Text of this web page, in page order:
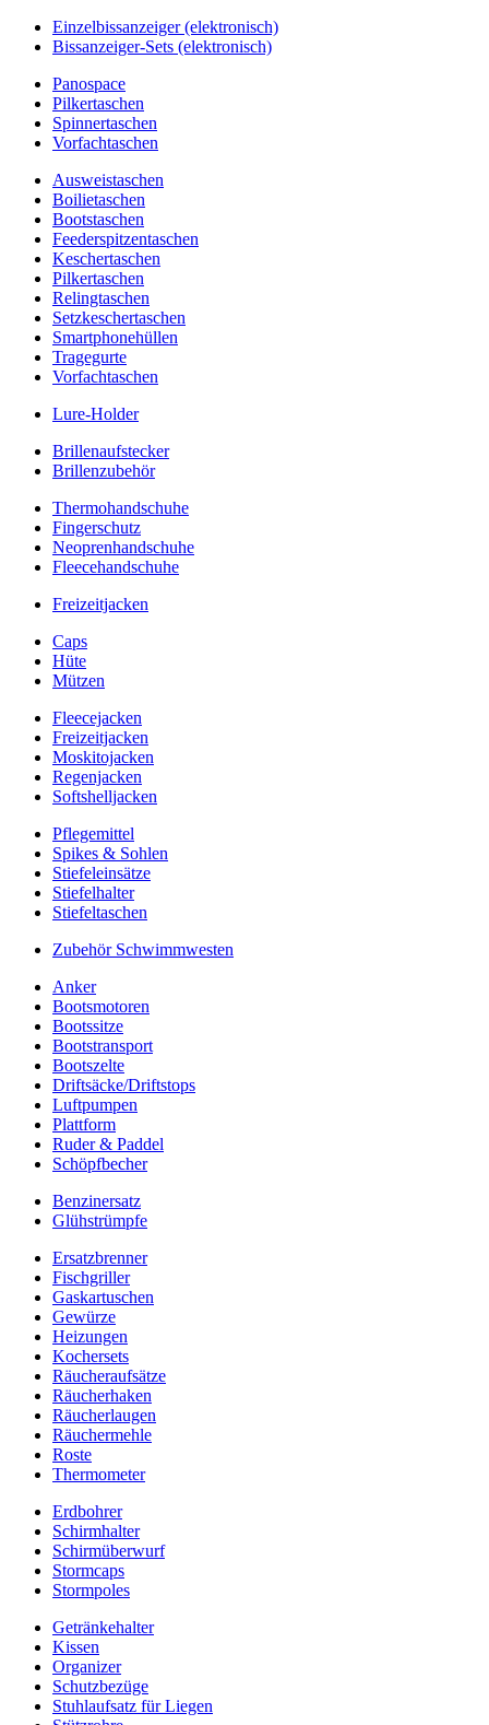
Einzelbissanzeiger (elektronisch)
Bissanzeiger-Sets (elektronisch)
Panospace
Pilkertaschen
Spinnertaschen
Vorfachtaschen
Ausweistaschen
Boilietaschen
Bootstaschen
Feederspitzentaschen
Keschertaschen
Pilkertaschen
Relingtaschen
Setzkeschertaschen
Smartphonehüllen
Tragegurte
Vorfachtaschen
Lure-Holder
Brillenaufstecker
Brillenzubehör
Thermohandschuhe
Fingerschutz
Neoprenhandschuhe
Fleecehandschuhe
Freizeitjacken
Caps
Hüte
Mützen
Fleecejacken
Freizeitjacken
Moskitojacken
Regenjacken
Softshelljacken
Pflegemittel
Spikes & Sohlen
Stiefeleinsätze
Stiefelhalter
Stiefeltaschen
Zubehör Schwimmwesten
Anker
Bootsmotoren
Bootssitze
Bootstransport
Bootszelte
Driftsäcke/Driftstops
Luftpumpen
Plattform
Ruder & Paddel
Schöpfbecher
Benzinersatz
Glühstrümpfe
Ersatzbrenner
Fischgriller
Gaskartuschen
Gewürze
Heizungen
Kochersets
Räucheraufsätze
Räucherhaken
Räucherlaugen
Räuchermehle
Roste
Thermometer
Erdbohrer
Schirmhalter
Schirmüberwurf
Stormcaps
Stormpoles
Getränkehalter
Kissen
Organizer
Schutzbezüge
Stuhlaufsatz für Liegen